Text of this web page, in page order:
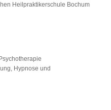
Heilpraktikerschule Bochum
Hypnose und